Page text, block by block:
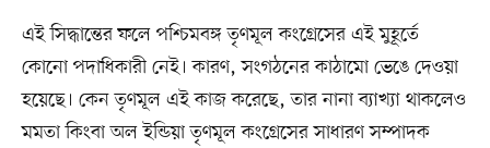
এই সিদ্ধান্তের ফলে পশ্চিমবঙ্গ তৃণমূল কংগ্রেসের এই মুহূর্তে
কোনো পদাধিকারী নেই। কারণ, সংগঠনের কাঠামো ভেঙে দেওয়া
হয়েছে। কেন তৃণমূল এই কাজ করেছে, তার নানা ব্যাখ্যা থাকলেও
মমতা কিংবা অল ইন্ডিয়া তৃণমূল কংগ্রেসের সাধারণ সম্পাদক